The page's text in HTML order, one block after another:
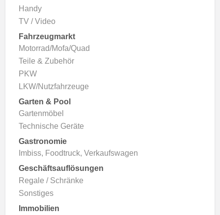
Handy
TV / Video
Fahrzeugmarkt
Motorrad/Mofa/Quad
Teile & Zubehör
PKW
LKW/Nutzfahrzeuge
Garten & Pool
Gartenmöbel
Technische Geräte
Gastronomie
Imbiss, Foodtruck, Verkaufswagen
Geschäftsauflösungen
Regale / Schränke
Sonstiges
Immobilien